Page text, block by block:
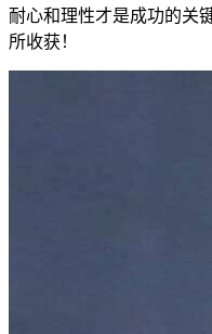
耐心和理性才是成功的关
所收获！